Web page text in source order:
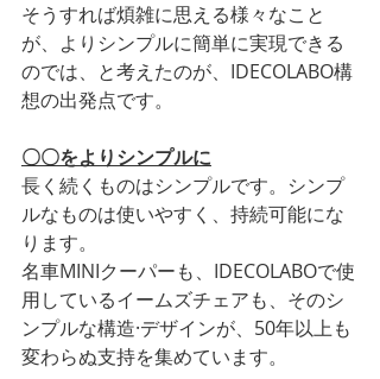
そうすれば煩雑に思える様々なこと
が、よりシンプルに簡単に実現できる
のでは、と考えたのが、IDECOLABO構
想の出発点です。
〇〇をよりシンプルに
長く続くものはシンプルです。シンプ
ルなものは使いやすく、持続可能にな
ります。
名車MINIクーパーも、IDECOLABOで使
用しているイームズチェアも、そのシ
ンプルな構造·デザインが、50年以上も
変わらぬ支持を集めています。